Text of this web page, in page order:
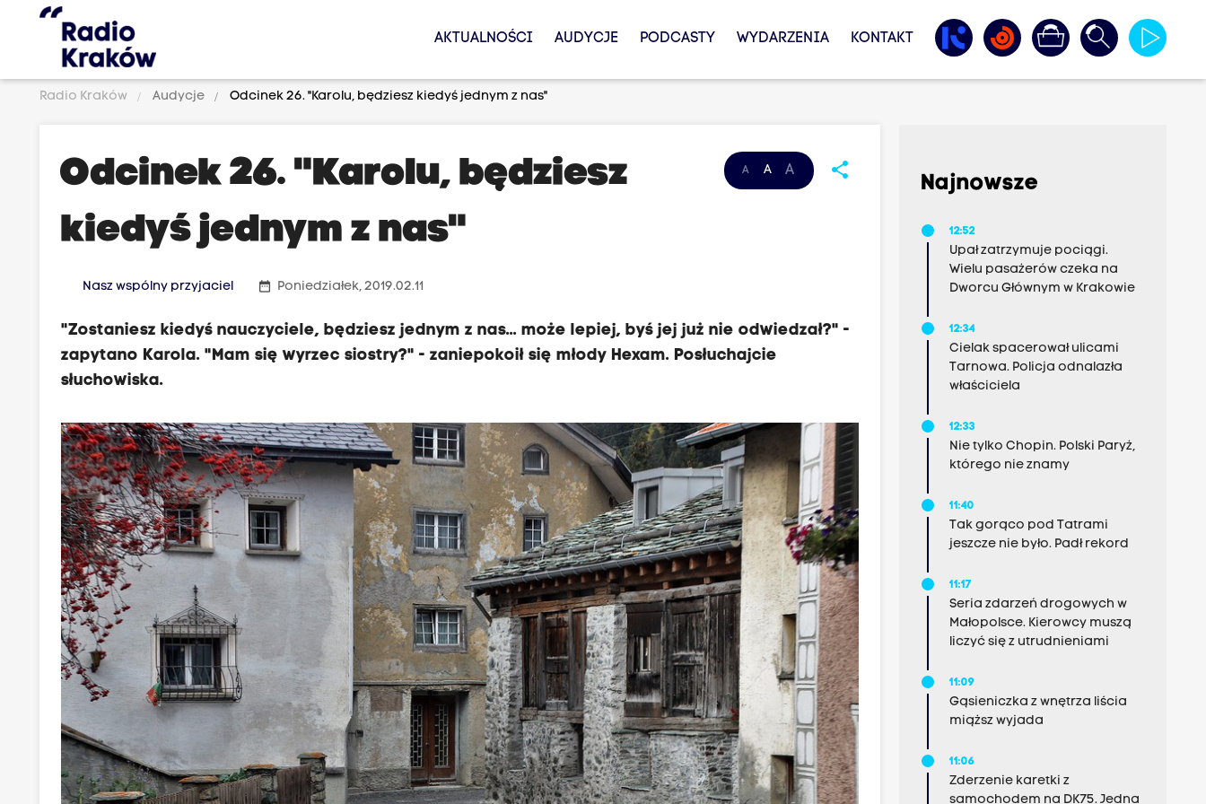
AKTUALNOŚCI AUDYCJE PODCASTY WYDARZENIA KONTAKT
Radio Kraków Audycje Odcinek 26. "Karolu, będziesz kiedyś jednym z nas"
A A A share
Odcinek 26. "Karolu, będziesz
kiedyś jednym z nas"
Nasz wspólny przyjaciel date_range Poniedziałek, 2019.02.11
"Zostaniesz kiedyś nauczyciele, będziesz jednym z nas... może lepiej, byś jej już nie odwiedzał?" -
zapytano Karola. "Mam się wyrzec siostry?" - zaniepokoił się młody Hexam. Posłuchajcie
słuchowiska.
Najnowsze
12:52
Upał zatrzymuje pociągi.
Wielu pasażerów czeka na
Dworcu Głównym w Krakowie
12:34
Cielak spacerował ulicami
Tarnowa. Policja odnalazła
właściciela
12:33
Nie tylko Chopin. Polski Paryż,
którego nie znamy
11:40
Tak gorąco pod Tatrami
jeszcze nie było. Padł rekord
11:17
Seria zdarzeń drogowych w
Małopolsce. Kierowcy muszą
liczyć się z utrudnieniami
11:09
Gąsieniczka z wnętrza liścia
miąższ wyjada
11:06
Zderzenie karetki z
samochodem na DK75. Jedna